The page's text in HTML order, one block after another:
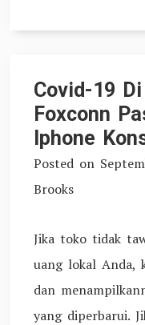
Covid-19
Foxconn
Iphone
Posted on
Brooks
Jika toko tidak
uang lokal Anda,
dan
yang diperbarui.